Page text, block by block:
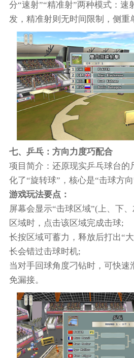
分“速射”“精准射”两种模式：速
发，精准射则无时间限制，侧重
七、乒乓：方向力度巧配合
项目简介：还原现实乒乓球台的
化了“旋转球”，核心是“击球方向
游戏玩法要点：
屏幕会显示“击球区域”(上、下
区域时，点击该区域完成击球;
长按区域可蓄力，释放后打出“
长会错过击球时机;
当对手回球角度刁钻时，可快速
免漏接。